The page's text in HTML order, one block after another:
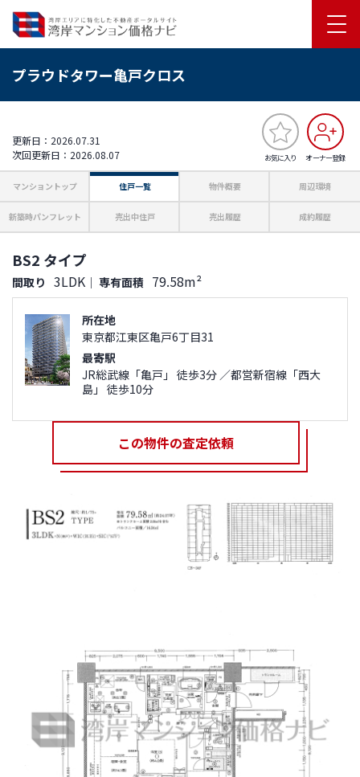
プラウドタワー亀戸クロス
お気に入り オーナー登録
更新日：2026.07.31
次回更新日：2026.08.07
マンショントップ 住戸一覧 物件概要 周辺環境
新築時パンフレット 売出中住戸 売出履歴 成約履歴
BS2 タイプ
間取り 3LDK ｜ 専有面積 79.58m²
所在地
東京都江東区亀戸6丁目31
最寄駅
JR総武線「亀戸」 徒歩3分 ／都営新宿線「西大
島」 徒歩10分
この物件の査定依頼